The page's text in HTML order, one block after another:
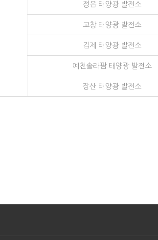
정읍 태양광 발전소
고창 태양광 발전소
김제 태양광 발전소
예천솔라팜 태양광 발전소
장산 태양광 발전소